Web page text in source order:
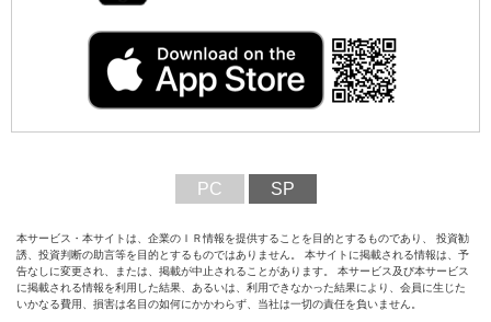
PC SP
本サービス・本サイトは、企業のＩＲ情報を提供することを目的とするものであり、 投資勧
誘、投資判断の助言等を目的とするものではありません。 本サイトに掲載される情報は、予
告なしに変更され、または、掲載が中止されることがあります。 本サービス及び本サービス
に掲載される情報を利用した結果、あるいは、利用できなかった結果により、会員に生じた
いかなる費用、損害は名目の如何にかかわらず、当社は一切の責任を負いません。